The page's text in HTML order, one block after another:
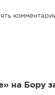
на Бору